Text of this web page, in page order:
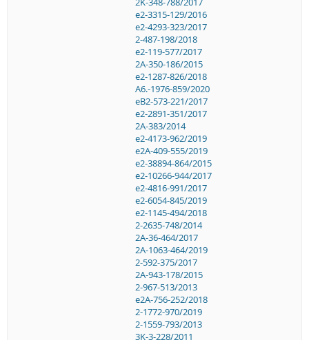
e2-3315-129/2016
e2-4293-323/2017
2-487-198/2018
e2-119-577/2017
2A-350-186/2015
e2-1287-826/2018
A6.-1976-859/2020
eB2-573-221/2017
e2-2891-351/2017
2A-383/2014
e2-4173-962/2019
e2A-409-555/2019
e2-38894-864/2015
e2-10266-944/2017
e2-4816-991/2017
e2-6054-845/2019
e2-1145-494/2018
2-2635-748/2014
2A-36-464/2017
2A-1063-464/2019
2-592-375/2017
2A-943-178/2015
2-967-513/2013
e2A-756-252/2018
2-1772-970/2019
2-1559-793/2013
3K-3-228/2011